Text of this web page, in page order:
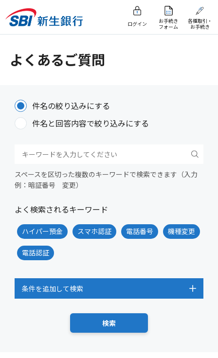
ログイン
お手続き
フォーム
各種取引・
お手続き
よくあるご質問
件名の絞り込みにする
件名と回答内容で絞り込みにする
スペースを区切った複数のキーワードで検索できます（入力
例：暗証番号 変更）
よく検索されるキーワード
ハイパー預金 スマホ認証 電話番号 機種変更
電話認証
条件を追加して検索